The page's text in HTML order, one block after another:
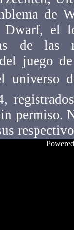
de
Dwarf, el
de las
juego
universo
permiso.